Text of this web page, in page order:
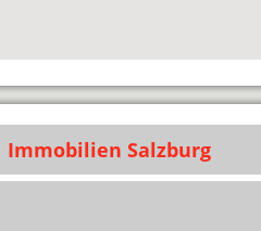
Immobilien Salzburg